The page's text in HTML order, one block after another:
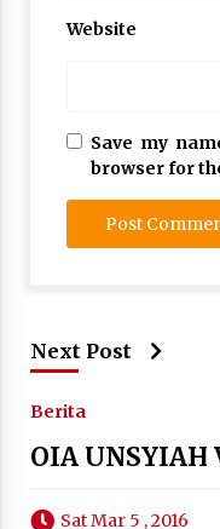
Website
Save my
browser for
Next Post
Berita
OIA UNSYIAH
Sat Mar 5 , 2016